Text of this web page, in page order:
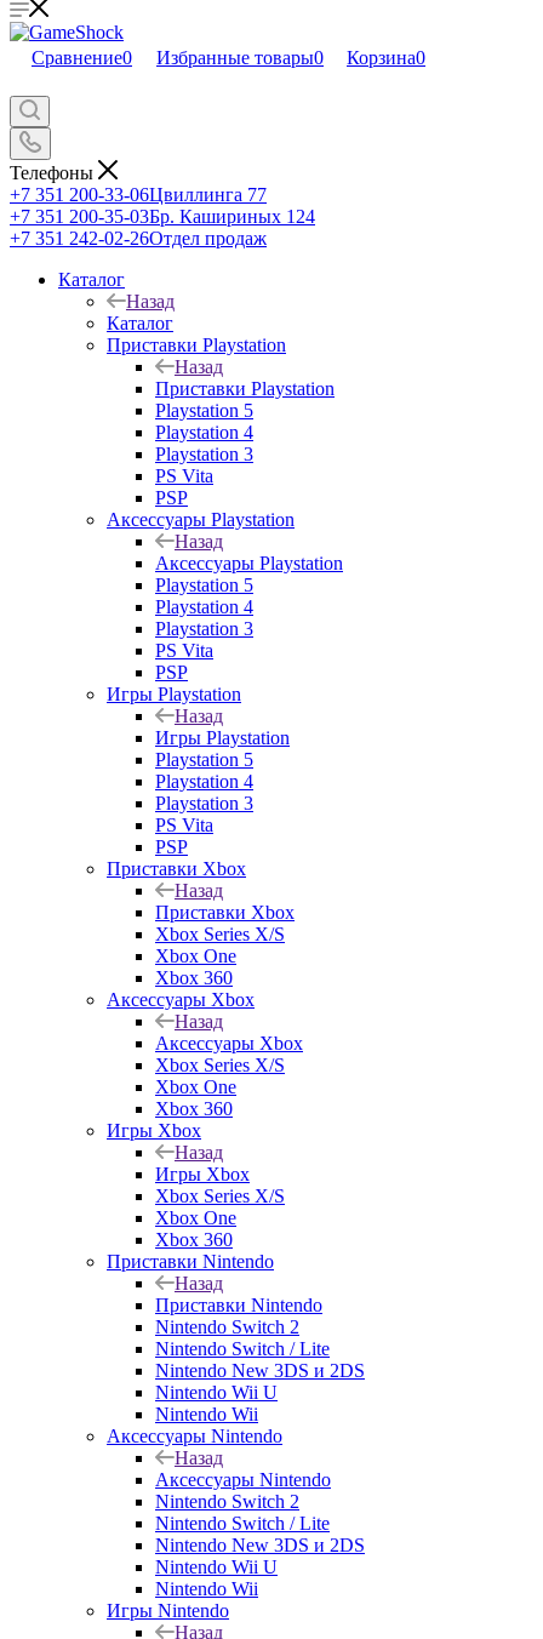
Сравнение0 Избранные товары0 Корзина0
Телефоны
+7 351 200-33-06Цвиллинга 77
+7 351 200-35-03Бр. Кашириных 124
+7 351 242-02-26Отдел продаж
Каталог
Назад
Каталог
Приставки Playstation
Назад
Приставки Playstation
Playstation 5
Playstation 4
Playstation 3
PS Vita
PSP
Аксессуары Playstation
Назад
Аксессуары Playstation
Playstation 5
Playstation 4
Playstation 3
PS Vita
PSP
Игры Playstation
Назад
Игры Playstation
Playstation 5
Playstation 4
Playstation 3
PS Vita
PSP
Приставки Xbox
Назад
Приставки Xbox
Xbox Series X/S
Xbox One
Xbox 360
Аксессуары Xbox
Назад
Аксессуары Xbox
Xbox Series X/S
Xbox One
Xbox 360
Игры Xbox
Назад
Игры Xbox
Xbox Series X/S
Xbox One
Xbox 360
Приставки Nintendo
Назад
Приставки Nintendo
Nintendo Switch 2
Nintendo Switch / Lite
Nintendo New 3DS и 2DS
Nintendo Wii U
Nintendo Wii
Аксессуары Nintendo
Назад
Аксессуары Nintendo
Nintendo Switch 2
Nintendo Switch / Lite
Nintendo New 3DS и 2DS
Nintendo Wii U
Nintendo Wii
Игры Nintendo
Назад